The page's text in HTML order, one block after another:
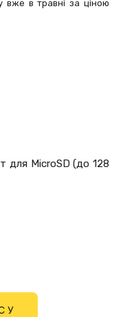
вже в травні за ціною
для MicroSD (до 128
У